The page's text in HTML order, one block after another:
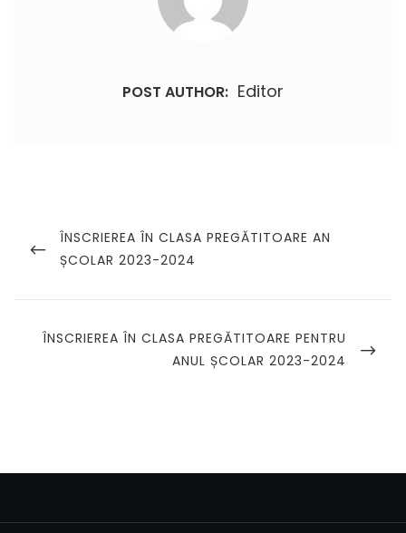
POST AUTHOR: Editor
articole
PREVIOUS
POST
ÎNSCRIEREA ÎN CLASA PREGĂTITOARE AN
ȘCOLAR 2023-2024
NEXT
ÎNSCRIEREA ÎN CLASA PREGĂTITOARE PENTRU
ANUL ȘCOLAR 2023-2024